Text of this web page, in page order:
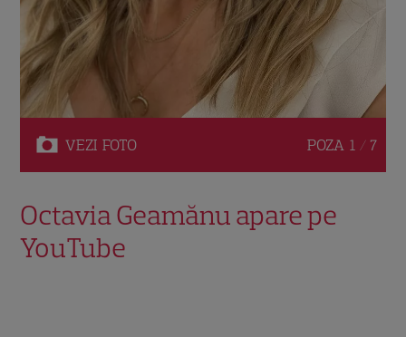
VEZI FOTO POZA 1 / 7
Octavia Geamănu apare pe
YouTube